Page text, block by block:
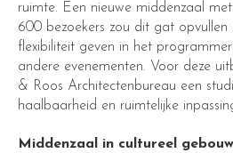
ruimte. Een nieuwe middenzaal
600 bezoekers zou dit gat opvullen
flexibiliteit geven in het
andere evenementen. Voor deze
& Roos Architectenbureau een
haalbaarheid en ruimtelijke
Middenzaal in cultureel